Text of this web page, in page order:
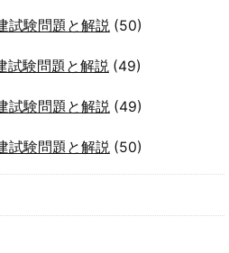
試験問題と解説(50)
試験問題と解説(49)
試験問題と解説(49)
試験問題と解説(50)